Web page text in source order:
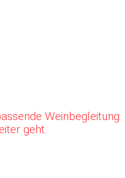
Weinbegleitung
geht.